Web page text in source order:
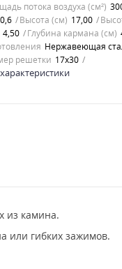
потока воздуха (см²)
0,6 Высота (см) 17,00
4,50 Глубина кармана (см)
Нержавеющая
решетки 17x30
из камина.
или гибких зажимов.